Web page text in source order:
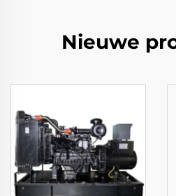
Nieuwe